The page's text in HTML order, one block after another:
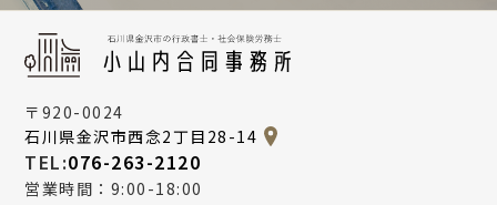
Q
Q
これから独立・起業する人は対象となり
Q 小規模事業者の定義を教えてください。
〒920-0024
石川県金沢市西念2丁目28-14
TEL:076-263-2120
営業時間：9:00-18:00